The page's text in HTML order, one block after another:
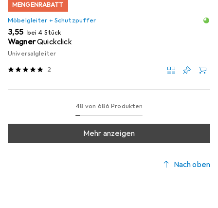
MENGENRABATT
Möbelgleiter + Schutzpuffer
EUR
3,55 bei 4 Stück
WagnerQuickclick
Universalgleiter
2
48 von 686 Produkten
Mehr anzeigen
Nach oben